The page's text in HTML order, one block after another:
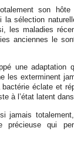
son
la sélection
les maladies
anciennes le
une adaptation
les exterminent
éclate et
à l’état latent
jamais
précieuse qui